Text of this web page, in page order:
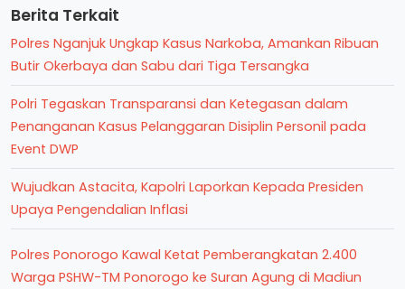
Berita Terkait
Polres Nganjuk Ungkap Kasus Narkoba, Amankan Ribuan
Butir Okerbaya dan Sabu dari Tiga Tersangka
Polri Tegaskan Transparansi dan Ketegasan dalam
Penanganan Kasus Pelanggaran Disiplin Personil pada
Event DWP
Wujudkan Astacita, Kapolri Laporkan Kepada Presiden
Upaya Pengendalian Inflasi
Polres Ponorogo Kawal Ketat Pemberangkatan 2.400
Warga PSHW-TM Ponorogo ke Suran Agung di Madiun